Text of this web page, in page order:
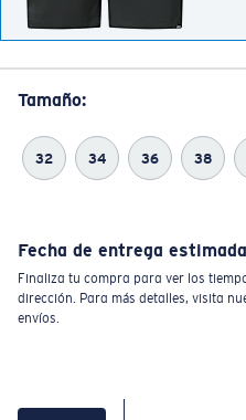
Tamaño:
32 34 36 38
Fecha de entrega
Finaliza tu compra para ver los
dirección. Para más detalles, visita
envíos.